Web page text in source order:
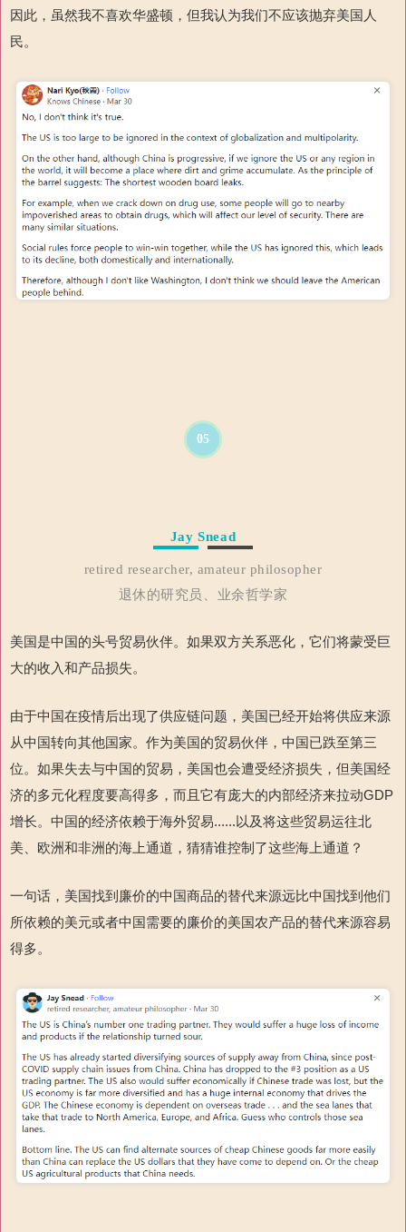
因此，虽然我不喜欢华盛顿，但我认为我们不应该抛弃美国人
民。
05
Jay Snead
retired researcher, amateur philosopher
退休的研究员、业余哲学家
美国是中国的头号贸易伙伴。如果双方关系恶化，它们将蒙受巨
大的收入和产品损失。
由于中国在疫情后出现了供应链问题，美国已经开始将供应来源
从中国转向其他国家。作为美国的贸易伙伴，中国已跌至第三
位。如果失去与中国的贸易，美国也会遭受经济损失，但美国经
济的多元化程度要高得多，而且它有庞大的内部经济来拉动GDP
增长。中国的经济依赖于海外贸易......以及将这些贸易运往北
美、欧洲和非洲的海上通道 ，猜猜谁控制了这些海上通道？
一句话，美国找到廉价的中国商品的替代来源远比中国找到他们
所依赖的美元或者中国需要的廉价的美国农产品的替代来源容易
得多。